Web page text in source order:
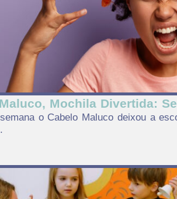
Mochila Divertida:
o Cabelo Maluco deixou a